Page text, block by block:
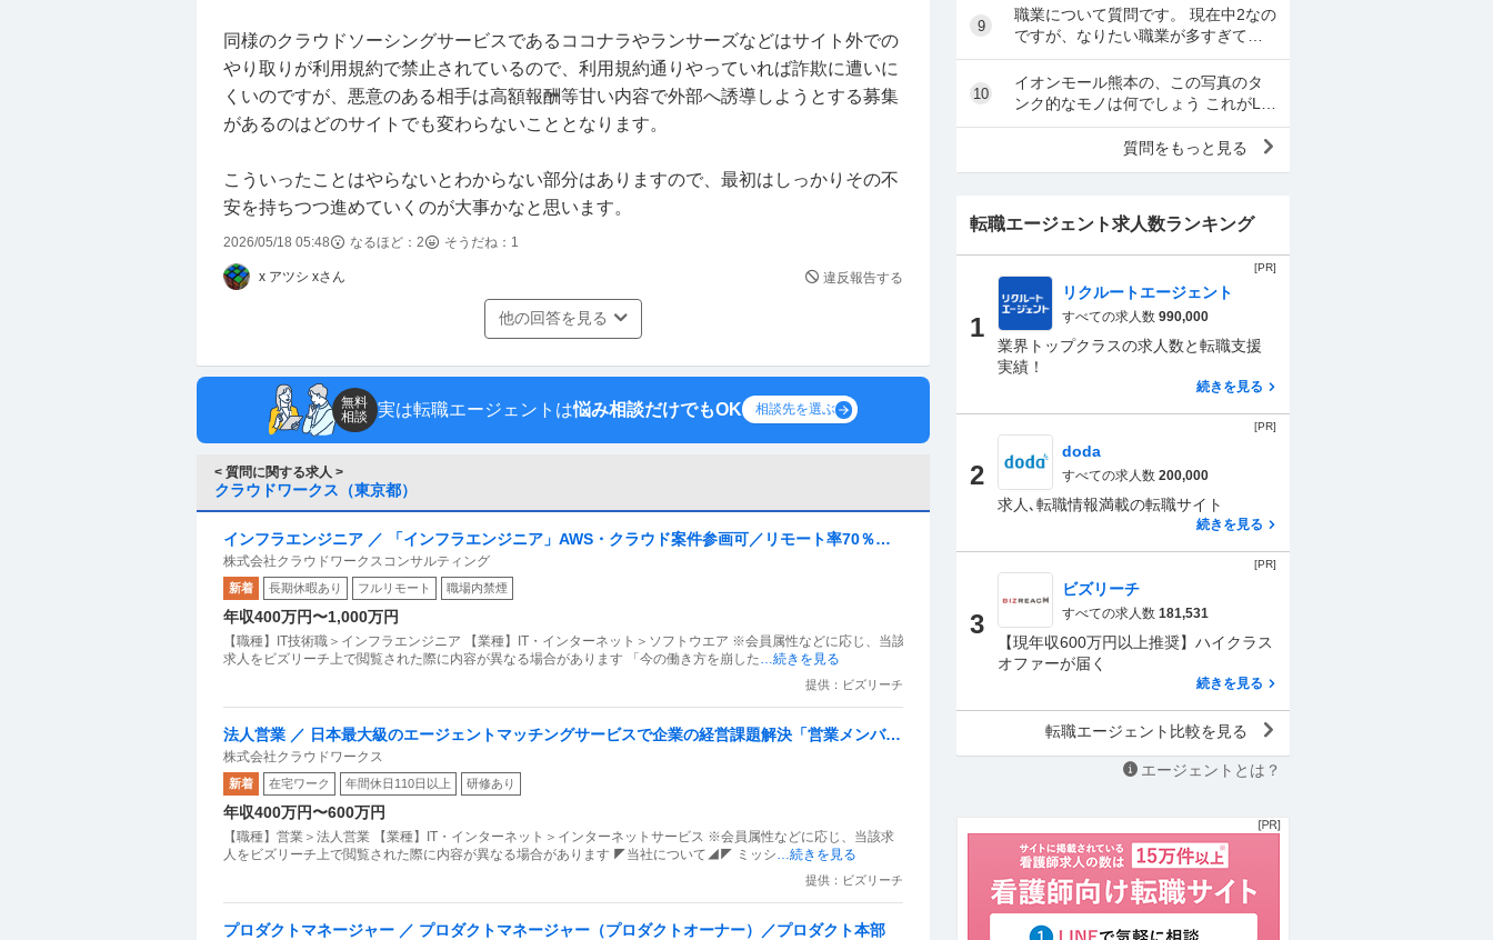
同様のクラウドソーシングサービスであるココナラやランサーズなどはサイト外での
やり取りが利用規約で禁止されているので、利用規約通りやっていれば詐欺に遭いに
くいのですが、悪意のある相手は高額報酬等甘い内容で外部へ誘導しようとする募集
があるのはどのサイトでも変わらないこととなります。
こういったことはやらないとわからない部分はありますので、最初はしっかりその不
安を持ちつつ進めていくのが大事かなと思います。
2026/05/18 05:48 なるほど： 2 そうだね： 1
x アツシ xさん 違反報告する
他の回答を見る
無料
相談
実は転職エージェントは悩み相談だけでもOK 相談先を選ぶ
< 質問に関する求人 >
クラウドワークス（東京都）
インフラエンジニア ／ 「インフラエンジニア」AWS・クラウド案件参画可／リモート率70％／
フレックス可／上場企業のグループ
株式会社クラウドワークスコンサルティング
新着 長期休暇あり フルリモート 職場内禁煙
年収400万円〜1,000万円
【職種】IT技術職＞インフラエンジニア 【業種】IT・インターネット＞ソフトウエア ※会員属性などに応じ、当該
求人をビズリーチ上で閲覧された際に内容が異なる場合があります 「今の働き方を崩した…続きを見る
提供：ビズリーチ
法人営業 ／ 日本最大級のエージェントマッチングサービスで企業の経営課題解決「営業メンバ
ー」を募集
株式会社クラウドワークス
新着 在宅ワーク 年間休日110日以上 研修あり
年収400万円〜600万円
【職種】営業＞法人営業 【業種】IT・インターネット＞インターネットサービス ※会員属性などに応じ、当該求
人をビズリーチ上で閲覧された際に内容が異なる場合があります ◤当社について◢◤ ミッシ…続きを見る
提供：ビズリーチ
プロダクトマネージャー ／ プロダクトマネージャー（プロダクトオーナー）／プロダクト本部
・ゆるふわホワイト企業 ・給料は大
手の平均的くらい...
9
職業について質問です。 現在中2なの
ですが、なりたい職業が多すぎて困
ってます。 各職業のいい所悪いとこ
ろなど、教えて欲しいです。 また、
なりたいなら今から...
10
イオンモール熊本の、この写真のタ
ンク的なモノは何でしょう これがLP
ガスのタンクなんでしょうか？ だと
したら、とんでもない量ですが。 微
質問をもっと見る
転職エージェント求人数ランキング
[PR]
1
リクルートエージェント
すべての求人数 990,000
業界トップクラスの求人数と転職支援
実績！
続きを見る
[PR]
2
doda
すべての求人数 200,000
求人､転職情報満載の転職サイト
続きを見る
[PR]
3
ビズリーチ
すべての求人数 181,531
【現年収600万円以上推奨】ハイクラス
オファーが届く
続きを見る
転職エージェント比較を見る
エージェントとは？